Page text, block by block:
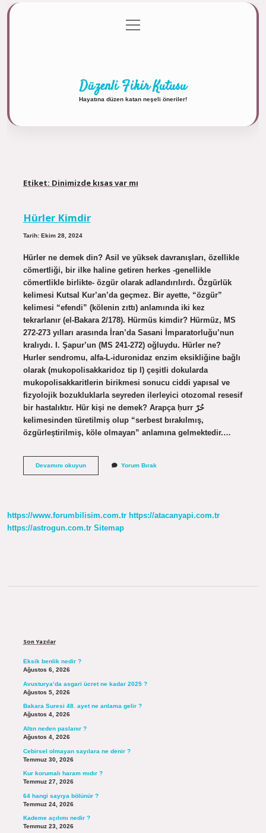
Gizlilik Politikası
menüyü
aç
Düzenli Fikir Kutusu
Hayatına düzen katan neşeli öneriler!
Etiket: Dinimizde kısas var mı
Hürler Kimdir
Tarih: Ekim 28, 2024
Hürler ne demek din? Asil ve yüksek davranışları, özellikle
cömertliği, bir ilke haline getiren herkes -genellikle
cömertlikle birlikte- özgür olarak adlandırılırdı. Özgürlük
kelimesi Kutsal Kur’an’da geçmez. Bir ayette, “özgür”
kelimesi “efendi” (kölenin zıttı) anlamında iki kez
tekrarlanır (el-Bakara 2/178). Hürmüs kimdir? Hürmüz, MS
272-273 yılları arasında İran’da Sasani İmparatorluğu’nun
kralıydı. I. Şapur’un (MS 241-272) oğluydu. Hürler ne?
Hurler sendromu, alfa-L-iduronidaz enzim eksikliğine bağlı
olarak (mukopolisakkaridoz tip I) çeşitli dokularda
mukopolisakkaritlerin birikmesi sonucu ciddi yapısal ve
fizyolojik bozukluklarla seyreden ilerleyici otozomal resesif
bir hastalıktır. Hür kişi ne demek? Arapça ḥurr حُرّ
kelimesinden türetilmiş olup “serbest bırakılmış,
özgürleştirilmiş, köle olmayan” anlamına gelmektedir.…
Devamını okuyunHürler
Yorum Bırak
https://www.forumbilisim.com.tr https://atacanyapi.com.tr
https://astrogun.com.tr Sitemap
Son Yazılar
Eksik benlik nedir ?
Ağustos 6, 2026
Avusturya’da asgari ücret ne kadar 2025 ?
Ağustos 5, 2026
Bakara Suresi 48. ayet ne anlama gelir ?
Ağustos 4, 2026
Altın neden paslanır ?
Ağustos 4, 2026
Cebirsel olmayan sayılara ne denir ?
Temmuz 30, 2026
Kur korumalı haram mıdır ?
Temmuz 27, 2026
64 hangi sayıya bölünür ?
Temmuz 24, 2026
Kademe açılımı nedir ?
Temmuz 23, 2026